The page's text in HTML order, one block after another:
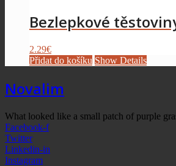
Bezlepkové
2.29€
Přidat do košíku Show Details
Novalim
What looked like a small patch of purple
Facebook-f
Twitter
Linkedin-in
Instagram